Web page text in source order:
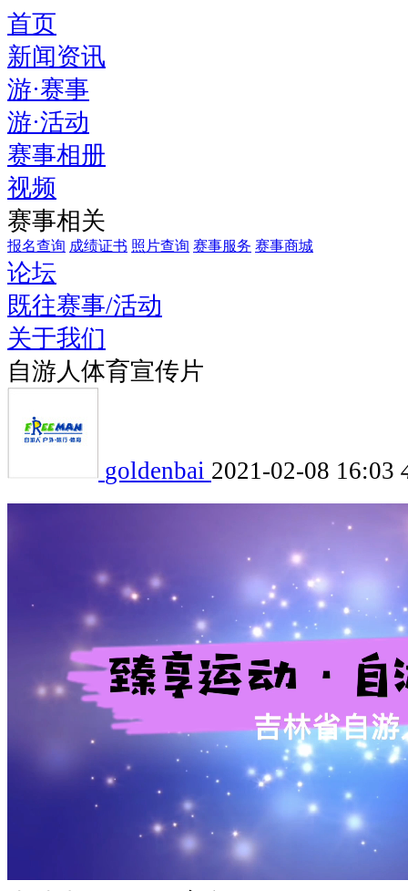
首页
新闻资讯
游·赛事
游·活动
赛事相册
视频
赛事相关
报名查询 成绩证书 照片查询 赛事服务 赛事商城
论坛
既往赛事/活动
关于我们
自游人体育宣传片
goldenbai 2021-02-08 16:03